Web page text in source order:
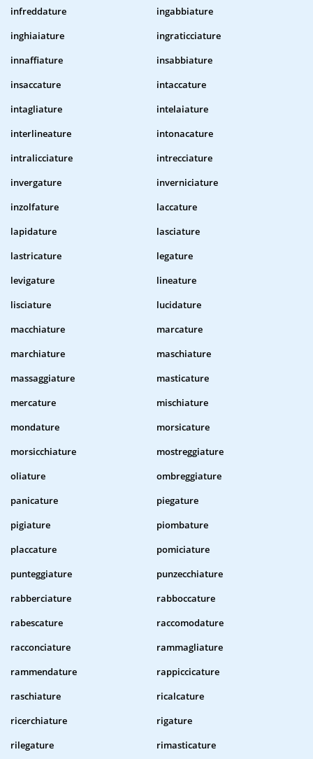
infreddature
ingabbiature
inghiaiature
ingraticciature
innaffiature
insabbiature
insaccature
intaccature
intagliature
intelaiature
interlineature
intonacature
intralicciature
intrecciature
invergature
inverniciature
inzolfature
laccature
lapidature
lasciature
lastricature
legature
levigature
lineature
lisciature
lucidature
macchiature
marcature
marchiature
maschiature
massaggiature
masticature
mercature
mischiature
mondature
morsicature
morsicchiature
mostreggiature
oliature
ombreggiature
panicature
piegature
pigiature
piombature
placcature
pomiciature
punteggiature
punzecchiature
rabberciature
rabboccature
rabescature
raccomodature
racconciature
rammagliature
rammendature
rappiccicature
raschiature
ricalcature
ricerchiature
rigature
rilegature
rimasticature